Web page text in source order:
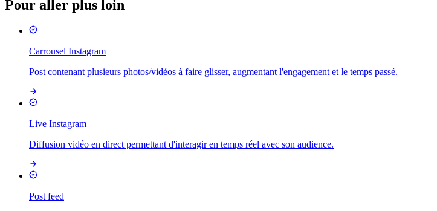
Pour aller plus loin
Carrousel Instagram
Post contenant plusieurs photos/vidéos à faire glisser, augmentant l'engagement et le temps passé.
Live Instagram
Diffusion vidéo en direct permettant d'interagir en temps réel avec son audience.
Post feed